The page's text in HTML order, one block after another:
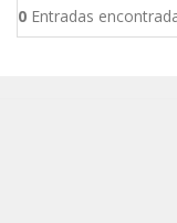
0 Entradas